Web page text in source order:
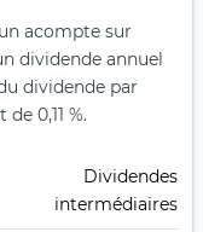
acompte sur
dividende annuel
dividende par
0,11 %.
Dividendes
intermédiaires